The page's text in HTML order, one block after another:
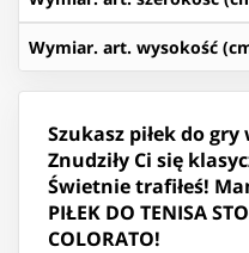
Wymiar. art. wysokość
Szukasz piłek do
Znudziły Ci się
Świetnie trafiłeś!
PIŁEK DO TENISA
COLORATO!